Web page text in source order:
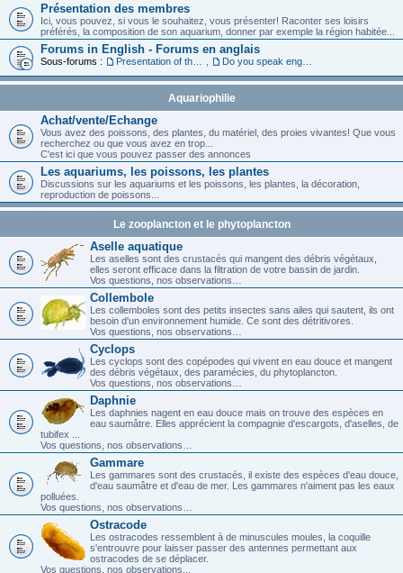
Présentation des membres
Ici, vous pouvez, si vous le souhaitez, vous présenter! Raconter ses loisirs
préférés, la composition de son aquarium, donner par exemple la région habitée...
Forums in English - Forums en anglais
Sous-forums :
Aquariophilie
Achat/vente/Echange
Vous avez des poissons, des plantes, du matériel, des proies vivantes! Que vous
recherchez ou que vous avez en trop...
C'est ici que vous pouvez passer des annonces
Les aquariums, les poissons, les plantes
Discussions sur les aquariums et les poissons, les plantes, la décoration,
reproduction de poissons...
Le zooplancton et le phytoplancton
Aselle aquatique
Les aselles sont des crustacés qui mangent des débris végétaux,
elles seront efficace dans la filtration de votre bassin de jardin.
Vos questions, nos observations…
Collembole
Les collemboles sont des petits insectes sans ailes qui sautent, ils ont
besoin d'un environnement humide. Ce sont des détritivores.
Vos questions, nos observations…
Cyclops
Les cyclops sont des copépodes qui vivent en eau douce et mangent
des débris végétaux, des paramécies, du phytoplancton.
Vos questions, nos observations…
Daphnie
Les daphnies nagent en eau douce mais on trouve des espèces en
eau saumâtre. Elles apprécient la compagnie d'escargots, d'aselles, de
tubifex ...
Vos questions, nos observations…
Gammare
Les gammares sont des crustacés, il existe des espèces d'eau douce,
d'eau saumâtre et d'eau de mer. Les gammares n'aiment pas les eaux
polluées.
Vos questions, nos observations…
Ostracode
Les ostracodes ressemblent à de minuscules moules, la coquille
s'entrouvre pour laisser passer des antennes permettant aux
ostracodes de se déplacer.
Vos questions, nos observations...